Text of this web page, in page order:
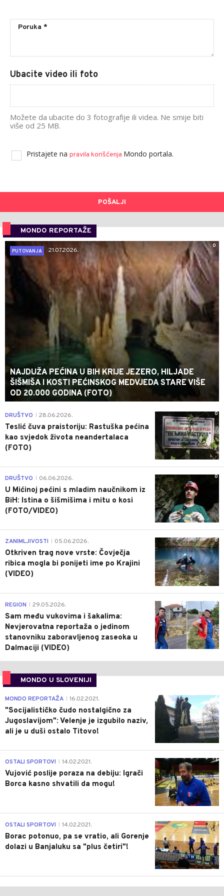
Ubacite video ili foto
Možete da ubacite do 3 fotografije ili videa. Ne smije biti
više od 25 MB.
Pristajete na pravila korišćenja Mondo portala.
POŠALJI
MONDO REPORTAŽE
0
PUTOVANJA
21.07.2026.
NAJDUŽA PEĆINA U BIH KRIJE JEZERO, HILJADE
ŠIŠMIŠA I KOSTI PEĆINSKOG MEDVJEDA STARE VIŠE
OD 20.000 GODINA (FOTO)
0
DRUŠTVO 28.06.2026.
Teslić čuva praistoriju: Rastuška pećina
kao svjedok života neandertalaca
(FOTO)
0
DRUŠTVO 06.06.2026.
U Mićinoj pećini s mladim naučnikom iz
BiH: Istina o šišmišima i mitu o kosi
(FOTO/VIDEO)
0
ZANIMLJIVOSTI 05.06.2026.
Otkriven trag nove vrste: Čovječja
ribica mogla bi ponijeti ime po Krajini
(VIDEO)
0
REGION 29.05.2026.
Sam među vukovima i šakalima:
Nevjerovatna reportaža o jedinom
stanovniku zaboravljenog zaseoka u
Dalmaciji (VIDEO)
MONDO U SLOVENIJI
4
MONDO REPORTAŽA 16.02.2021.
"Socijalističko čudo nostalgično za
Jugoslavijom": Velenje je izgubilo naziv,
ali je u duši ostalo Titovo!
1
OSTALI SPORTOVI 14.02.2021.
Vujović poslije poraza na debiju: Igrači
Borca kasno shvatili da mogu!
3
OSTALI SPORTOVI 14.02.2021.
Borac potonuo, pa se vratio, ali Gorenje
dolazi u Banjaluku sa "plus četiri"!